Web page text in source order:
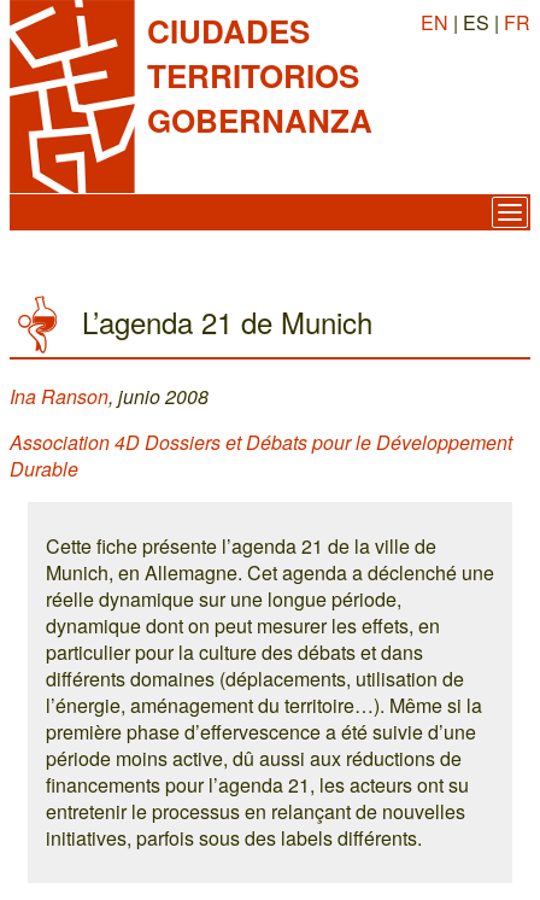
CIUDADES
TERRITORIOS
GOBERNANZA
EN | ES | FR
L’agenda 21 de Munich
Ina Ranson, junio 2008
Association 4D Dossiers et Débats pour le Développement
Durable
Cette fiche présente l’agenda 21 de la ville de
Munich, en Allemagne. Cet agenda a déclenché une
réelle dynamique sur une longue période,
dynamique dont on peut mesurer les effets, en
particulier pour la culture des débats et dans
différents domaines (déplacements, utilisation de
l’énergie, aménagement du territoire…). Même si la
première phase d’effervescence a été suivie d’une
période moins active, dû aussi aux réductions de
financements pour l’agenda 21, les acteurs ont su
entretenir le processus en relançant de nouvelles
initiatives, parfois sous des labels différents.